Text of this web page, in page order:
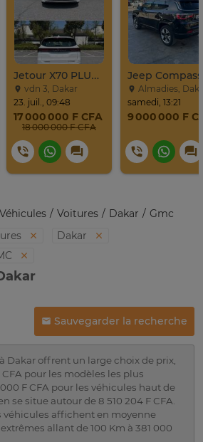
Jetour X70 PLUS 2024
vdn 3, Dakar
23. juil., 09:48
17 000 000 F CFA
18 000 000 F CFA
Almadies,
samedi, 13:21
9 000 000 F
Véhicules Voitures Dakar
Gmc
Dakar
Sauvegarder la recherche
Dakar offrent un large choix de prix,
pour les modèles les plus
F CFA pour les véhicules haut de
se situe autour de 8 510 204 F CFA.
véhicules affichent en moyenne
extrêmes allant de 100 Km à 381 000